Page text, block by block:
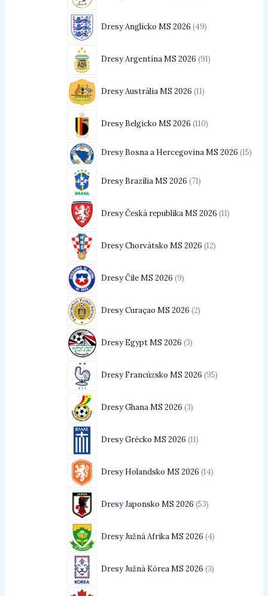
Dresy Anglicko MS 2026 49
Dresy Argentína MS 2026 91
Dresy Austrália MS 2026 11
Dresy Belgicko MS 2026 110
Dresy Bosna a Hercegovina MS 2026 15
Dresy Brazília MS 2026 71
Dresy Česká republika MS 2026 11
Dresy Chorvátsko MS 2026 12
Dresy Čile MS 2026 9
Dresy Curaçao MS 2026 2
Dresy Egypt MS 2026 3
Dresy Francúzsko MS 2026 95
Dresy Ghana MS 2026 3
Dresy Grécko MS 2026 11
Dresy Holandsko MS 2026 14
Dresy Japonsko MS 2026 53
Dresy Južná Afrika MS 2026 4
Dresy Južná Kórea MS 2026 3